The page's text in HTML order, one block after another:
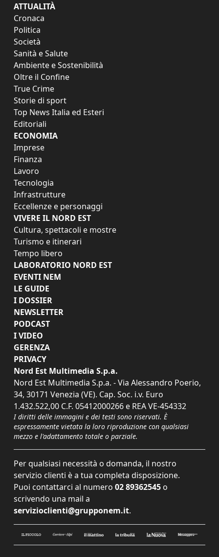
ATTUALITÀ
Cronaca
Politica
Società
Sanità e Salute
Ambiente e Sostenibilità
Oltre il Confine
True Crime
Storie di sport
Top News Italia ed Esteri
Editoriali
ECONOMIA
Imprese
Finanza
Lavoro
Tecnologia
Infrastrutture
Eccellenze e personaggi
VIVERE IL NORD EST
Cultura, spettacoli e mostre
Turismo e itinerari
Tempo libero
LABORATORIO NORD EST
EVENTI NEM
LE GUIDE
I DOSSIER
NEWSLETTER
PODCAST
I VIDEO
GERENZA
PRIVACY
Nord Est Multimedia S.p.a.
Nord Est Multimedia S.p.a. - Via Alessandro Poerio,
34, 30171 Venezia (VE). Cap. Soc. i.v. Euro
1.432.522,00 C.F. 05412000266 e REA VE-454332
I diritti delle immagini e dei testi sono riservati. È
espressamente vietata la loro riproduzione con qualsiasi
mezzo e l'adattamento totale o parziale.
Per qualsiasi necessità o domanda, il nostro
servizio clienti è a tua completa disposizione.
Puoi contattarci al numero 02 89362545 o
scrivendo una mail a
servizioclienti@grupponem.it.